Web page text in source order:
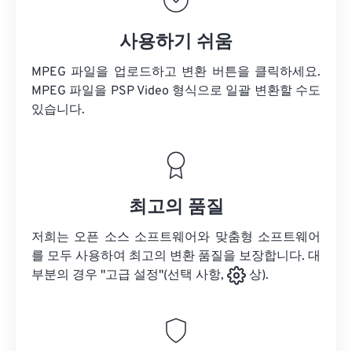
사용하기 쉬움
MPEG 파일을 업로드하고 변환 버튼을 클릭하세요.
MPEG 파일을 PSP Video 형식으로 일괄 변환할 수도
있습니다.
최고의 품질
저희는 오픈 소스 소프트웨어와 맞춤형 소프트웨어
를 모두 사용하여 최고의 변환 품질을 보장합니다. 대
부분의 경우 "고급 설정"(선택 사항,
상).